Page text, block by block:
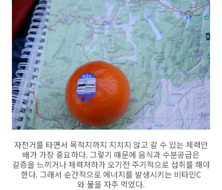
자전거를 타면서 목적지까지 지치지 않고 갈 수 있는 체력안
배가 가장 중요하다. 그렇기 때문에 음식과 수분공급은
갈증을 느끼거나 체력저하가 오기전 주기적으로 섭취를 해야
한다. 그래서 순간적으로 에너지를 발생시키는 비타민C
와 물을 자주 먹었다.